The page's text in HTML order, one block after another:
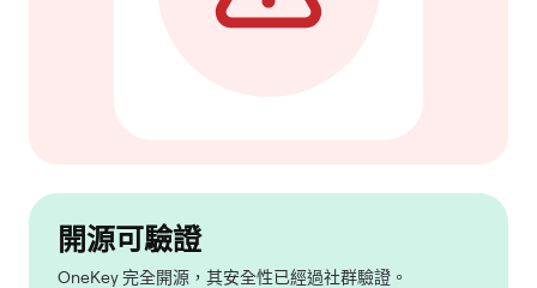
開源可驗證
OneKey 完全開源，其安全性已經過社群驗證。